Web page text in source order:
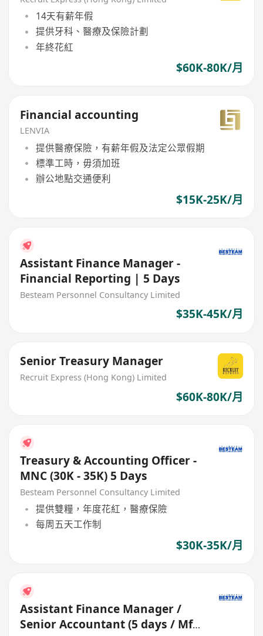
14天有薪年假
提供牙科、醫療及保險計劃
年終花紅
$60K-80K/月
Financial accounting
LENVIA
提供醫療保險，有薪年假及法定公眾假期
標準工時，毋須加班
辦公地點交通便利
$15K-25K/月
Assistant Finance Manager -
Financial Reporting | 5 Days
Besteam Personnel Consultancy Limited
$35K-45K/月
Senior Treasury Manager
Recruit Express (Hong Kong) Limited
$60K-80K/月
Treasury & Accounting Officer -
MNC (30K - 35K) 5 Days
Besteam Personnel Consultancy Limited
提供雙糧，年度花紅，醫療保險
每周五天工作制
$30K-35K/月
Assistant Finance Manager /
Senior Accountant (5 days / Mfg